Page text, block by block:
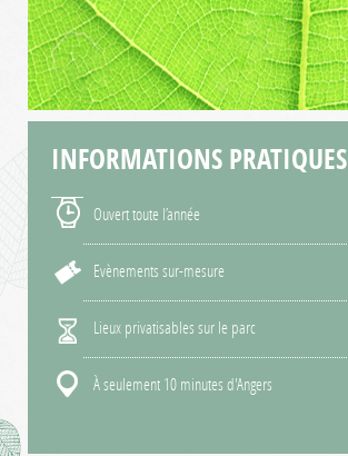
INFORMATIONS PRATIQUES
Ouvert toute l’année
Evènements sur-mesure
Lieux privatisables sur le parc
À seulement 10 minutes d'Angers